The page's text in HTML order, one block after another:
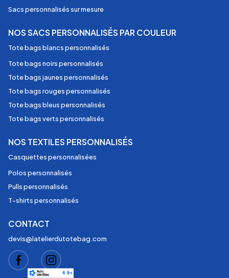
Sacs personnalisés sur mesure
NOS SACS PERSONNALISÉS PAR COULEUR
Tote bags blancs personnalisés
Tote bags noirs personnalisés
Tote bags jaunes personnalisés
Tote bags rouges personnalisés
Tote bags bleus personnalisés
Tote bags verts personnalisés
NOS TEXTILES PERSONNALISÉS
Casquettes personnalisées
Polos personnalisés
Pulls personnalisés
T-shirts personnalisés
CONTACT
devis@latelierdutotebag.com